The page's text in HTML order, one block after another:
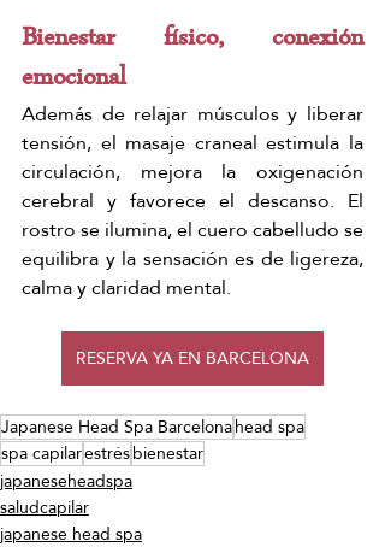
Bienestar físico, conexión
emocional
Además de relajar músculos y liberar
tensión, el masaje craneal estimula la
circulación, mejora la oxigenación
cerebral y favorece el descanso. El
rostro se ilumina, el cuero cabelludo se
equilibra y la sensación es de ligereza,
calma y claridad mental.
RESERVA YA EN BARCELONA
Japanese Head Spa Barcelonahead spa
spa capilarestrésbienestar
japaneseheadspa
saludcapilar
japanese head spa